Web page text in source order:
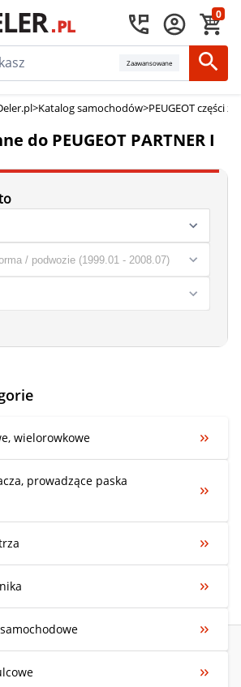
0
Zaawansowane
>Katalog samochodów>PEUGEOT części
do PEUGEOT PARTNER I
wielorowkowe
prowadzące paska